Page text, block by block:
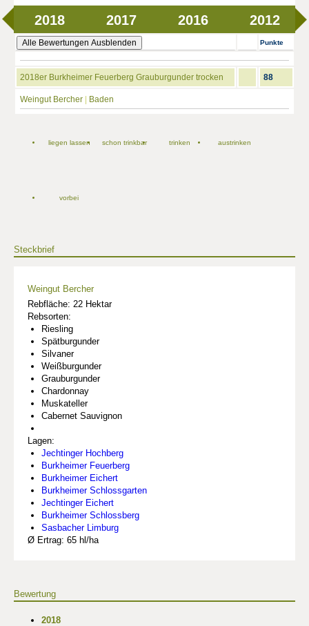
2018 2017 2016 2012
Alle Bewertungen Ausblenden Punkte
2018er Burkheimer Feuerberg Grauburgunder trocken 88
Weingut Bercher Baden
liegen lassen schon trinkbar trinken austrinken
vorbei
Steckbrief
Weingut Bercher
Rebfläche: 22 Hektar
Rebsorten:
Riesling
Spätburgunder
Silvaner
Weißburgunder
Grauburgunder
Chardonnay
Muskateller
Cabernet Sauvignon
Lagen:
Jechtinger Hochberg
Burkheimer Feuerberg
Burkheimer Eichert
Burkheimer Schlossgarten
Jechtinger Eichert
Burkheimer Schlossberg
Sasbacher Limburg
Ø Ertrag: 65 hl/ha
Bewertung
2018